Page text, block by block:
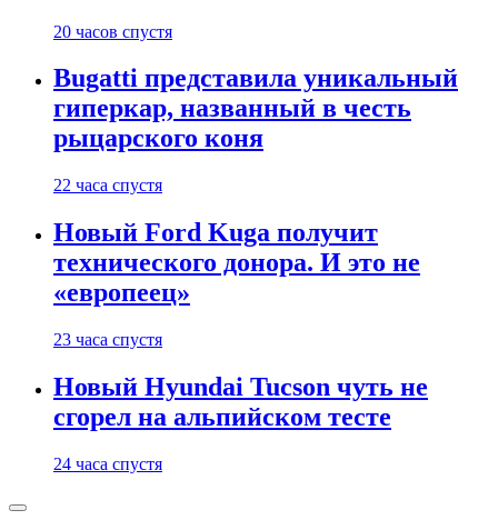
20 часов спустя
Bugatti представила уникальный
гиперкар, названный в честь
рыцарского коня
22 часа спустя
Новый Ford Kuga получит
технического донора. И это не
«европеец»
23 часа спустя
Новый Hyundai Tucson чуть не
сгорел на альпийском тесте
24 часа спустя